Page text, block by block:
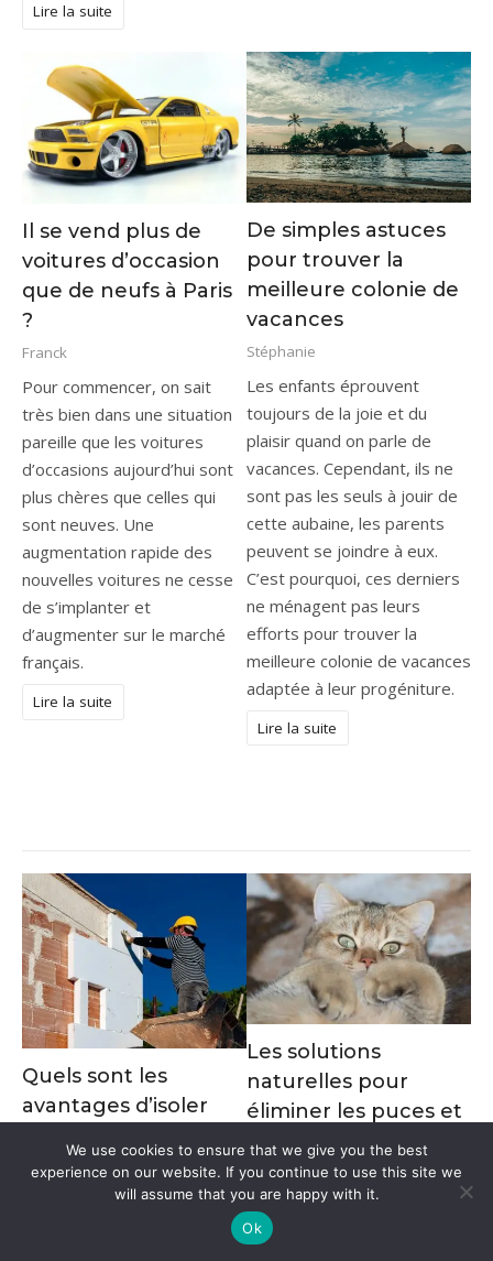
Lire la suite
Il se vend plus de
voitures d’occasion
que de neufs à Paris
?
Franck
Pour commencer, on sait
très bien dans une situation
pareille que les voitures
d’occasions aujourd’hui sont
plus chères que celles qui
sont neuves. Une
augmentation rapide des
nouvelles voitures ne cesse
de s’implanter et
d’augmenter sur le marché
français.
Lire la suite
De simples astuces
pour trouver la
meilleure colonie de
vacances
Stéphanie
Les enfants éprouvent
toujours de la joie et du
plaisir quand on parle de
vacances. Cependant, ils ne
sont pas les seuls à jouir de
cette aubaine, les parents
peuvent se joindre à eux.
C’est pourquoi, ces derniers
ne ménagent pas leurs
efforts pour trouver la
meilleure colonie de vacances
adaptée à leur progéniture.
Lire la suite
Quels sont les
avantages d’isoler
l’extérieur ?
Il est primordial de penser à
Les solutions
naturelles pour
éliminer les puces et
les tiques
Marise
Les puces et les tiques sont
des parasites courants qui
We use cookies to ensure that we give you the best
experience on our website. If you continue to use this site we
will assume that you are happy with it.
Ok